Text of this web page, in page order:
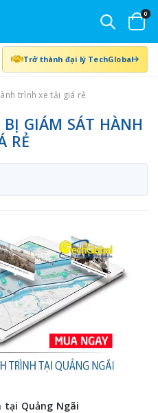
0
Trở thành đại lý TechGlobal
trình xe tải giá rẻ
GIÁM SÁT HÀNH
RẺ
Quảng Ngãi